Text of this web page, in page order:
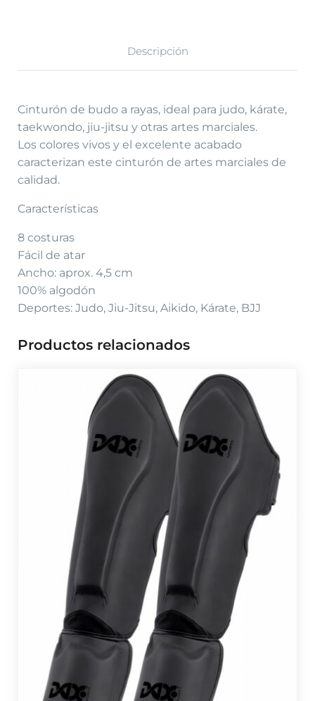
Descripción
Cinturón de budo a rayas, ideal para judo, kárate,
taekwondo, jiu-jitsu y otras artes marciales.
Los colores vivos y el excelente acabado
caracterizan este cinturón de artes marciales de
calidad.
Características
8 costuras
Fácil de atar
Ancho: aprox. 4,5 cm
100% algodón
Deportes: Judo, Jiu-Jitsu, Aikido, Kárate, BJJ
Productos relacionados